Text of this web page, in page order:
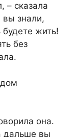
– сказала
вы знали,
будете жить!
без
она.
дальше вы